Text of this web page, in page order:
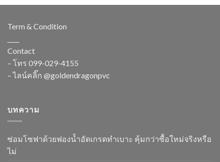
Term & Condition
Contact
– โทร 099-029-4155
– ไลน์คลิ๊ก @goldendragonpvc
บทความ
ซ่อมโซฟาด้วยฟองน้ำอัดเกรดทำเบาะ คุ้มกว่าซื้อใหม่จริงหรือ
ไม่